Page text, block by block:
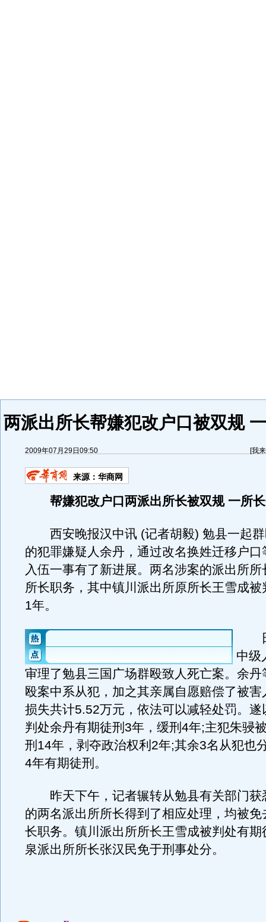
两派出所长帮嫌犯改户口被双规
2009年07月29日09:50 [我
来源： 华商网
帮嫌犯改户口两派出所长被双规 一所
西安晚报汉中讯 (记者胡毅) 勉县一起群
的犯罪嫌疑人余丹，通过改名换姓迁移户口
入伍一事有了新进展。两名涉案的派出所
所长职务，其中镇川派出所原所长王雪成
1年。
日
中级
审理了勉县三国广场群殴致人死亡案。余丹
殴案中系从犯，加之其亲属自愿赔偿了被害
损失共计5.52万元，依法可以减轻处罚。遂
判处余丹有期徒刑3年，缓刑4年;主犯朱骎
刑14年，剥夺政治权利2年;其余3名从犯也
4年有期徒刑。
昨天下午，记者辗转从勉县有关部门获
的两名派出所所长得到了相应处理，均被免
长职务。镇川派出所所长王雪成被判处有期
泉派出所所长张汉民免于刑事处分。